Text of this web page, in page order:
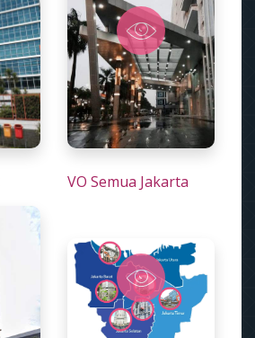
VO Semua Jakarta